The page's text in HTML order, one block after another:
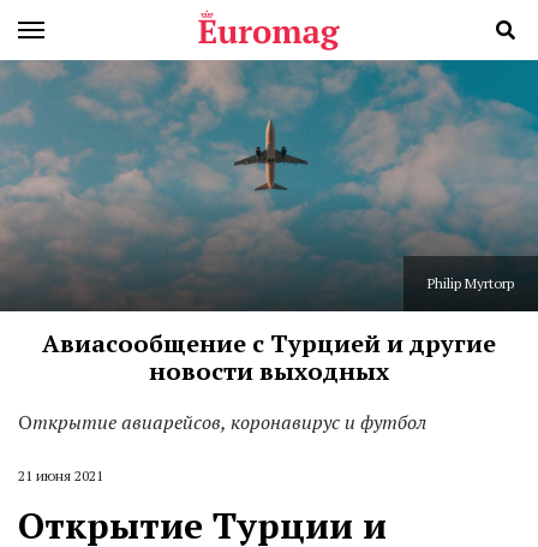
Philip Myrtorp
Авиасообщение с Турцией и другие
новости выходных
Открытие авиарейсов, коронавирус и футбол
21 июня 2021
Открытие Турции и